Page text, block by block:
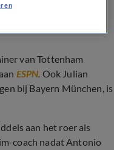
van Tottenham
ESPN. Ook Julian
bij Bayern München, is
aan het roer als
coach nadat Antonio